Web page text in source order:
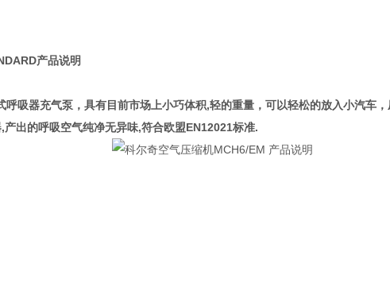
产品说明
呼吸器充气泵，具有目前市场上小巧体积,轻的重量，可以轻松的放入小汽车
出的呼吸空气纯净无异味,符合欧盟EN12021标准.